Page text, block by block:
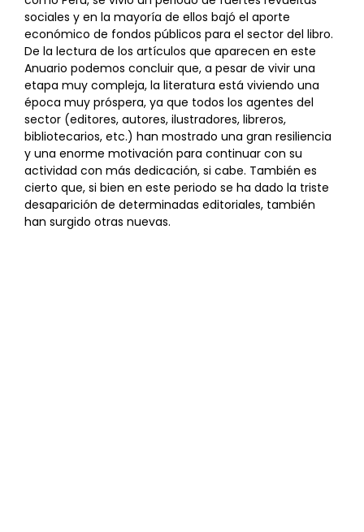
sociales y en la mayoría de ellos bajó el aporte
económico de fondos públicos para el sector del libro.
De la lectura de los artículos que aparecen en este
Anuario podemos concluir que, a pesar de vivir una
etapa muy compleja, la literatura está viviendo una
época muy próspera, ya que todos los agentes del
sector (editores, autores, ilustradores, libreros,
bibliotecarios, etc.) han mostrado una gran resiliencia
y una enorme motivación para continuar con su
actividad con más dedicación, si cabe. También es
cierto que, si bien en este periodo se ha dado la triste
desaparición de determinadas editoriales, también
han surgido otras nuevas.